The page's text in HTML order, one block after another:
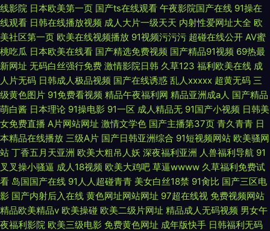
线影院 日本欧美第一页 国产ts在线观看 午夜影院国产在线 91操在
线观看 日韩在线播放视频 成人大片一级天天 内射性爱网址大全 欧
美社区第一页 欧美在线视频播放 91视频污污污 超碰在线公开 AV蜜
桃吃瓜 日本欧美在线看 国产精选免费视频 国产精品91视频 69热最
新网址 无码白丝强行免费 激情影院日韩 久草123 福利欧美在线 成
人片无码 日韩成人极品视频 国产在线诱惑 乱人xxxxx 超黄无码 三
级黄色图片 91免费看视频 精品午夜福利网 精品亚洲成a人 国产精品
萌白酱 日本理论 91操电影 91一区 成人精品无 91国产小视频 日韩美
女免费直播 A片网站网址 激情文学色 国产主播第37页 青久青青 日
本精品在线播放 三级A片 国产日韩亚洲综合 91短视频网站 欧美骚网
站 丁香五月天亚洲 欧美大粗吊人妖 深夜福利亚洲 人兽福利导航 91
叉叉操小骚逼 成人18视频 欧美大鸡吧 草逼wwww 久草福利免费试
看 岛国国产在线 91人人超碰青青 美女白丝18禁 91肏比 国产三区电
影 国产内射后入在线 黄色网址网站网址 97超在线视 免费视频网站
精品欧美精品v 欧美操碰 欧美二级片网址 精品成人无码视频 男女午
夜福利影院 欧美三级电影 免费黄色网址 成年版快手 日韩福利无码